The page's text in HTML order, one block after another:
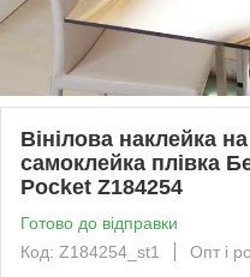
Вінілова наклейка на
самоклейка плівка
Pocket Z184254
Готово до відправки
Код: Z184254_st1
Опт і